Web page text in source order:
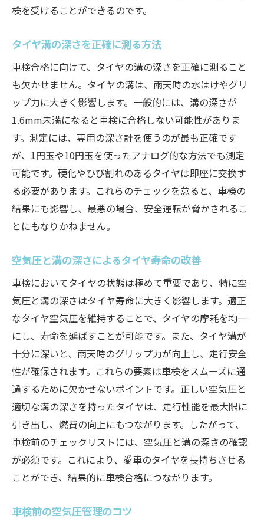
検を受けることができるのです。
タイヤ溝の深さを正確に測る方法
車検合格に向けて、タイヤの溝の深さを正確に測ること
も欠かせません。タイヤの溝は、雨天時の水はけやグリ
ップ力に大きく影響します。一般的には、溝の深さが
1.6mm未満になると車検に合格しない可能性がありま
す。測定には、専用の深さ計を使うのが最も正確です
が、1円玉や10円玉を使ったアナログ的な方法でも測定
可能です。硬化やひび割れのあるタイヤは即座に交換す
る必要があります。これらのチェックを怠ると、車検の
結果にも影響し、最悪の場合、安全運転が脅かされるこ
とにもなりかねません。
空気圧と溝の深さによるタイヤ寿命の改善
車検においてタイヤの状態は極めて重要であり、特に空
気圧と溝の深さはタイヤ寿命に大きく影響します。適正
なタイヤ空気圧を維持することで、タイヤの摩耗を均一
にし、寿命を延ばすことが可能です。また、タイヤ溝が
十分に深いと、雨天時のグリップ力が向上し、走行安全
性が確保されます。これらの要素は車検をスムーズに通
過するために欠かせないポイントです。正しい空気圧と
適切な溝の深さを持ったタイヤは、走行性能を最大限に
引き出し、燃費の向上にもつながります。したがって、
車検前のチェックリストには、空気圧と溝の深さの確認
が必須です。これにより、愛車のタイヤを長持ちさせる
ことができ、結果的に車検合格につながります。
車検前の空気圧管理のコツ